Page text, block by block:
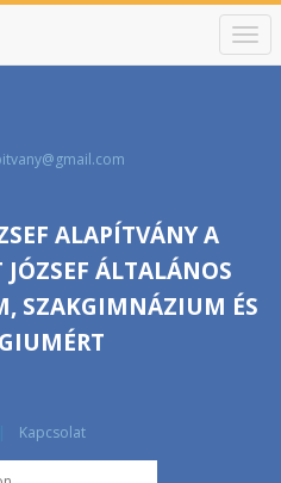
N
a
ALAPÍTVÁNY A
JÓZSEF ÁLTALÁNOS
SZAKGIMNÁZIUM ÉS
Kapcsolat